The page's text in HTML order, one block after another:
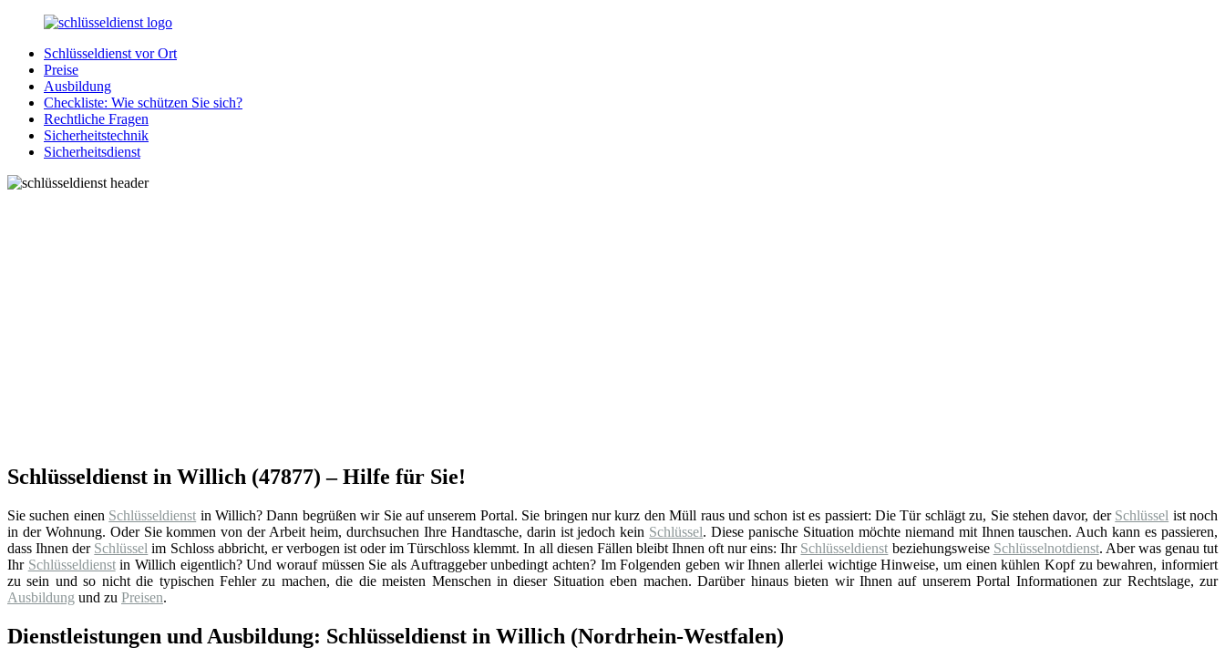
Zurück
Inhalt
SchluesseldienstDirekt.de
Ihre
Notlage
wird
gelöst!
Schlüsseldienst vor Ort
Preise
Ausbildung
Checkliste: Wie schützen Sie sich?
Rechtliche Fragen
Sicherheitstechnik
Sicherheitsdienst
Schlüsseldienst in Willich (47877) – Hilfe für Sie!
Sie suchen einen Schlüsseldienst in Willich? Dann begrüßen wir Sie auf unserem Portal. Sie bringen nur kurz den Müll raus und schon ist es passiert: Die Tür schlägt zu, Sie stehen davor, der Schlüssel ist noch
in der Wohnung. Oder Sie kommen von der Arbeit heim, durchsuchen Ihre Handtasche, darin ist jedoch kein Schlüssel. Diese panische Situation möchte niemand mit Ihnen tauschen. Auch kann es passieren,
dass Ihnen der Schlüssel im Schloss abbricht, er verbogen ist oder im Türschloss klemmt. In all diesen Fällen bleibt Ihnen oft nur eins: Ihr Schlüsseldienst beziehungsweise Schlüsselnotdienst. Aber was genau tut
Ihr Schlüsseldienstin Willich eigentlich? Und worauf müssen Sie als Auftraggeber unbedingt achten? Im Folgenden geben wir Ihnen allerlei wichtige Hinweise, um einen kühlen Kopf zu bewahren, informiert
zu sein und so nicht die typischen Fehler zu machen, die die meisten Menschen in dieser Situation eben machen. Darüber hinaus bieten wir Ihnen auf unserem Portal Informationen zur Rechtslage, zur
Ausbildung und zu Preisen.
Dienstleistungen und Ausbildung: Schlüsseldienst in Willich (Nordrhein-Westfalen)